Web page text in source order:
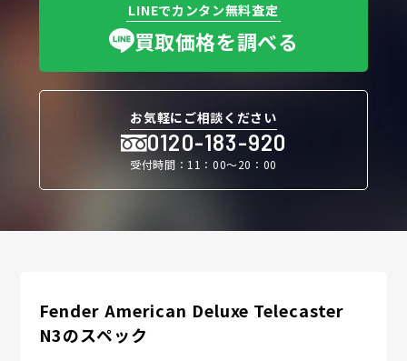
LINEでカンタン無料査定
買取価格を調べる
お気軽にご相談ください
0120-183-920
受付時間：11：00〜20：00
Fender American Deluxe Telecaster
N3のスペック